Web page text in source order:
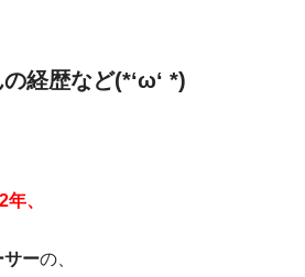
経歴など(*‘ω‘ *)
年、
サーの、